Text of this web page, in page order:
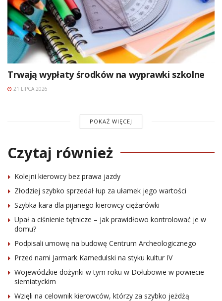
Trwają wypłaty środków na wyprawki szkolne
21 LIPCA 2026
POKAŻ WIĘCEJ
Czytaj również
Kolejni kierowcy bez prawa jazdy
Złodziej szybko sprzedał łup za ułamek jego wartości
Szybka kara dla pijanego kierowcy ciężarówki
Upał a ciśnienie tętnicze – jak prawidłowo kontrolować je w
domu?
Podpisali umowę na budowę Centrum Archeologicznego
Przed nami Jarmark Kamedulski na styku kultur IV
Wojewódzkie dożynki w tym roku w Dołubowie w powiecie
siemiatyckim
Wzięli na celownik kierowców, którzy za szybko jeżdżą